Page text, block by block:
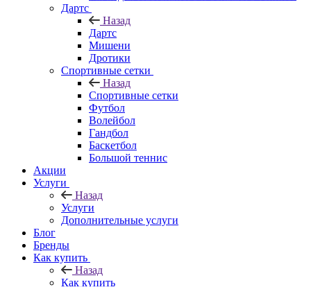
Дартс
Назад
Дартс
Мишени
Дротики
Спортивные сетки
Назад
Спортивные сетки
Футбол
Волейбол
Гандбол
Баскетбол
Большой теннис
Акции
Услуги
Назад
Услуги
Дополнительные услуги
Блог
Бренды
Как купить
Назад
Как купить